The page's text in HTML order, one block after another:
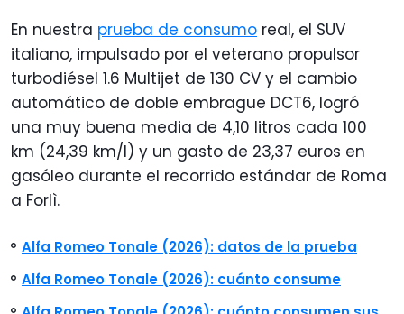
En nuestra prueba de consumo real, el SUV
italiano, impulsado por el veterano propulsor
turbodiésel 1.6 Multijet de 130 CV y el cambio
automático de doble embrague DCT6, logró
una muy buena media de 4,10 litros cada 100
km (24,39 km/l) y un gasto de 23,37 euros en
gasóleo durante el recorrido estándar de Roma
a Forlì.
Alfa Romeo Tonale (2026): datos de la prueba
Alfa Romeo Tonale (2026): cuánto consume